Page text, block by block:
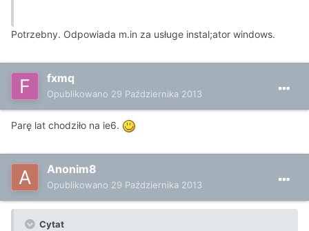
Potrzebny. Odpowiada m.in za usługe instal;ator windows.
fxmq
Opublikowano 29 Października 2013
Parę lat chodziło na ie6.
Anonim8
Opublikowano 29 Października 2013
Cytat